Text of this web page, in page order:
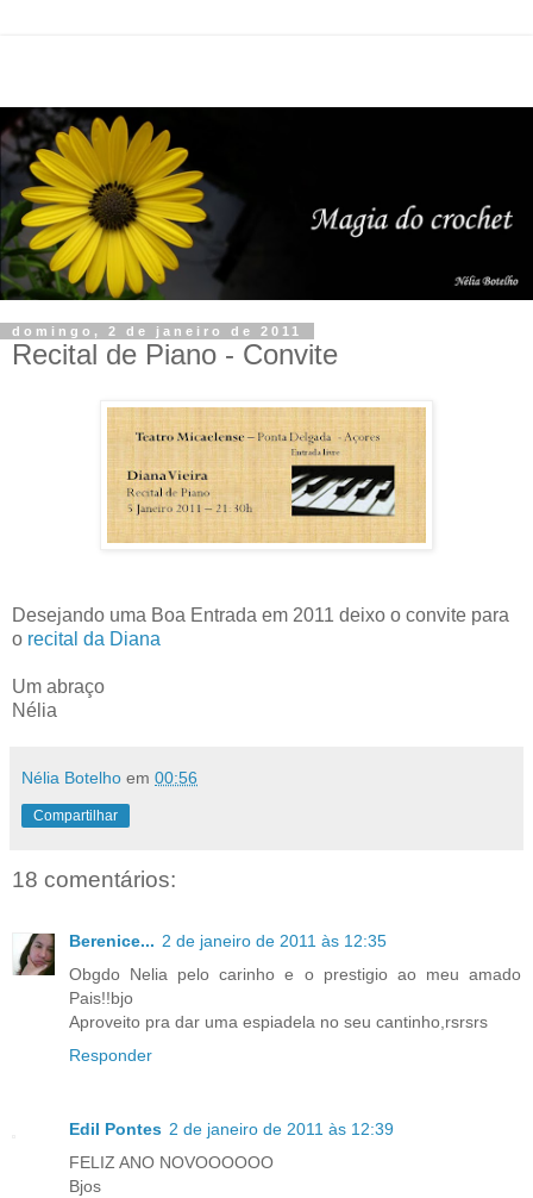
domingo, 2 de janeiro de 2011
Recital de Piano - Convite
Desejando uma Boa Entrada em 2011 deixo o convite para
o recital da Diana
Um abraço
Nélia
Nélia Botelho em 00:56
Compartilhar
18 comentários:
Berenice... 2 de janeiro de 2011 às 12:35
Obgdo Nelia pelo carinho e o prestigio ao meu amado
Pais!!bjo
Aproveito pra dar uma espiadela no seu cantinho,rsrsrs
Responder
Edil Pontes 2 de janeiro de 2011 às 12:39
FELIZ ANO NOVOOOOOO
Bjos